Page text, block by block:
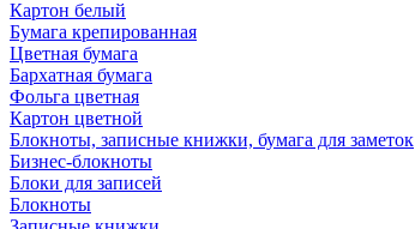
Картон белый
Бумага крепированная
Цветная бумага
Бархатная бумага
Фольга цветная
Картон цветной
Блокноты, записные книжки, бумага для заметок
Бизнес-блокноты
Блоки для записей
Блокноты